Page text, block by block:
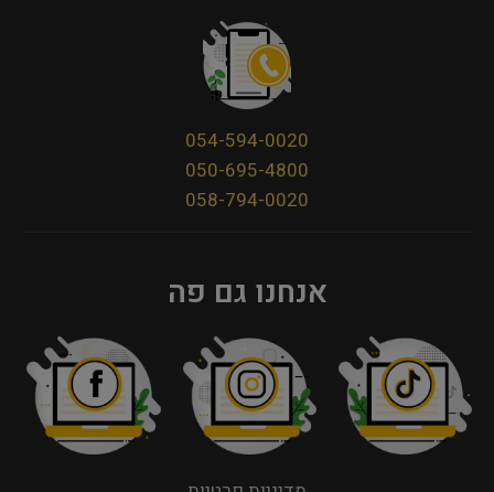
054-594-0020
050-695-4800
058-794-0020
אנחנו גם פה